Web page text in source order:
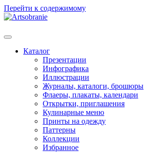
Перейти к содержимому
Каталог
Презентации
Инфографика
Иллюстрации
Журналы, каталоги, брошюры
Флаеры, плакаты, календари
Открытки, приглашения
Кулинарные меню
Принты на одежду
Паттерны
Коллекции
Избранное